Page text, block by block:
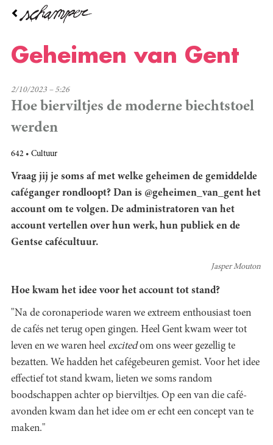
Overslaan
inhoud
gaan
Geheimen van Gent
2/10/2023 – 5:26
Hoe bierviltjes de moderne biechtstoel
werden
642 Cultuur
Vraag jij je soms af met welke geheimen de gemiddelde
caféganger rondloopt? Dan is @geheimen_van_gent het
account om te volgen. De administratoren van het
account vertellen over hun werk, hun publiek en de
Gentse cafécultuur.
Jasper Mouton
Hoe kwam het idee voor het account tot stand?
"Na de coronaperiode waren we extreem enthousiast toen
de cafés net terug open gingen. Heel Gent kwam weer tot
leven en we waren heel excitedom ons weer gezellig te
bezatten. We hadden het cafégebeuren gemist. Voor het idee
effectief tot stand kwam, lieten we soms random
boodschappen achter op bierviltjes. Op een van die café-
avonden kwam dan het idee om er echt een concept van te
maken."